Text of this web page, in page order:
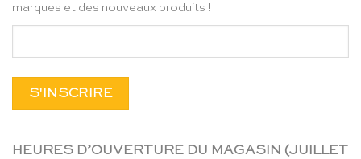
marques et des nouveaux produits !
HEURES D’OUVERTURE DU MAGASIN (JUILLET